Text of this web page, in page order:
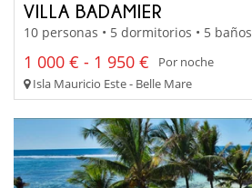
VILLA BADAMIER
10 personas • 5 dormitorios • 5 baños
1 000 € - 1 950 €
Por noche
Isla Mauricio Este - Belle Mare